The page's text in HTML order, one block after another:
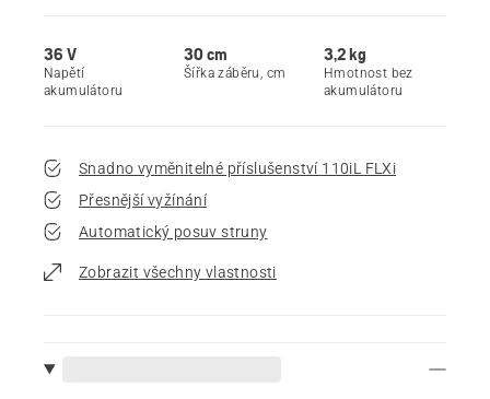
36 V
Napětí
akumulátoru
30 cm
Šířka záběru, cm
3,2 kg
Hmotnost bez
akumulátoru
Snadno vyměnitelné příslušenství 110iL FLXi
Přesnější vyžínání
Automatický posuv struny
Zobrazit všechny vlastnosti